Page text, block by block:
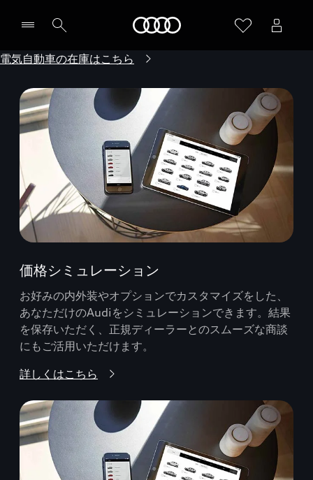
電気自動車の在庫はこちら
価格シミュレーション
お好みの内外装やオプションでカスタマイズをした、
あなただけのAudiをシミュレーションできます。結果
を保存いただく、正規ディーラーとのスムーズな商談
にもご活用いただけます。
詳しくはこちら